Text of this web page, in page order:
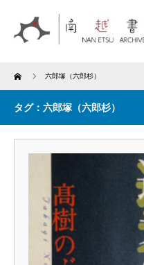
Home 六郎塚（六郎杉）
タグ：六郎塚（六郎杉）